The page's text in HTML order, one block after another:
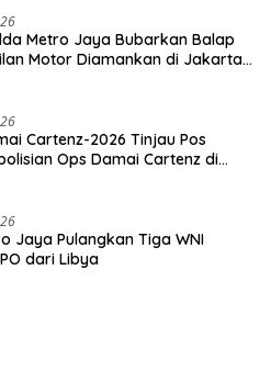
Metro Jaya Bubarkan Balap
Motor Diamankan di Jakarta
Cartenz-2026 Tinjau Pos
Ops Damai Cartenz di
Jaya Pulangkan Tiga WNI
dari Libya